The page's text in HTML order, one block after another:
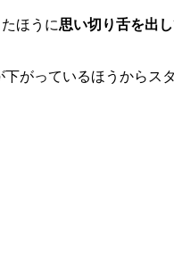
ほうに思い切り舌を出
がっているほうから